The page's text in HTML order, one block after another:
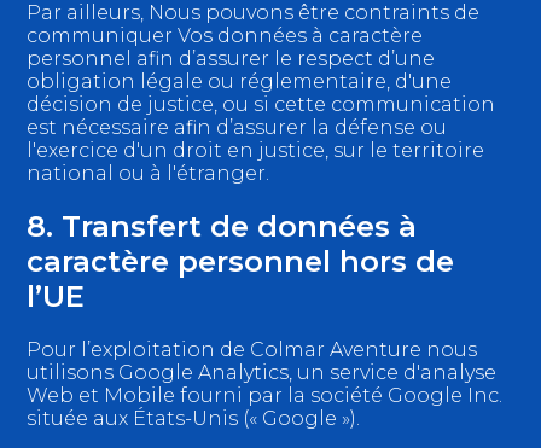
Par ailleurs, Nous pouvons être contraints de
communiquer Vos données à caractère
personnel afin d’assurer le respect d’une
obligation légale ou réglementaire, d'une
décision de justice, ou si cette communication
est nécessaire afin d’assurer la défense ou
l'exercice d'un droit en justice, sur le territoire
national ou à l'étranger.
8. Transfert de données à
caractère personnel hors de
l’UE
Pour l’exploitation de Colmar Aventure nous
utilisons Google Analytics, un service d'analyse
Web et Mobile fourni par la société Google Inc.
située aux États-Unis (« Google »).